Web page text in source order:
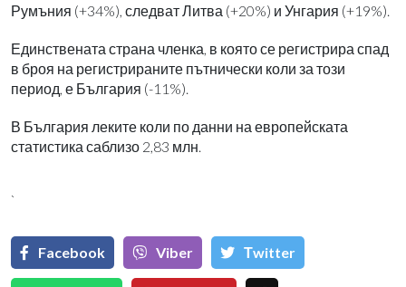
Румъния (+34%), следват Литва (+20%) и Унгария (+19%).
Единствената страна членка, в която се регистрира спад
в броя на регистрираните пътнически коли за този
период, е България (-11%).
В България леките коли по данни на европейската
статистика саблизо 2,83 млн.
`
Facebook Viber Тwitter